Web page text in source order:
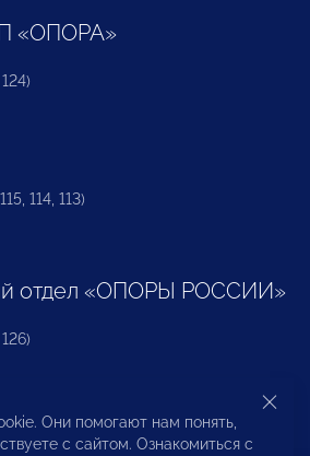
«ОПОРА»
114, 113)
отдел «ОПОРЫ РОССИИ»
прав предпринимателей и
Они помогают нам понять,
с сайтом. Ознакомиться с